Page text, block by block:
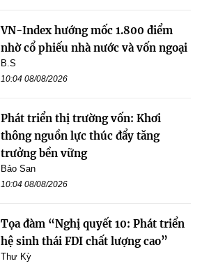
VN-Index hướng mốc 1.800 điểm
nhờ cổ phiếu nhà nước và vốn ngoại
B.S
10:04 08/08/2026
Phát triển thị trường vốn: Khơi
thông nguồn lực thúc đẩy tăng
trưởng bền vững
Bảo San
10:04 08/08/2026
Tọa đàm “Nghị quyết 10: Phát triển
hệ sinh thái FDI chất lượng cao”
Thư Kỳ